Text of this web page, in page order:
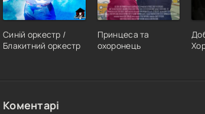
Синій оркестр /
Блакитний оркестр
Принцеса та
охоронець
Коментарі